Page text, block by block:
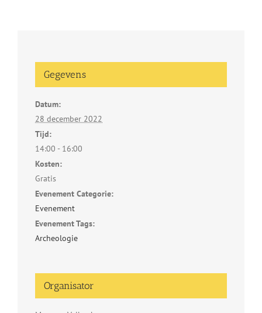
Gegevens
Datum:
28 december 2022
Tijd:
14:00 - 16:00
Kosten:
Gratis
Evenement Categorie:
Evenement
Evenement Tags:
Archeologie
Organisator